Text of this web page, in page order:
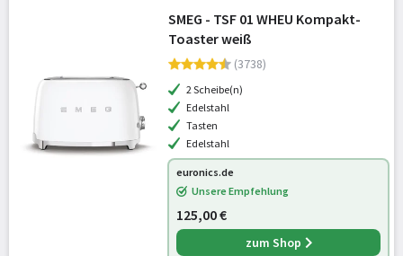
SMEG - TSF 01 WHEU Kompakt-
Toaster weiß
(3738)
2 Scheibe(n)
Edelstahl
Tasten
Edelstahl
euronics.de
Unsere Empfehlung
125,00 €
zum Shop